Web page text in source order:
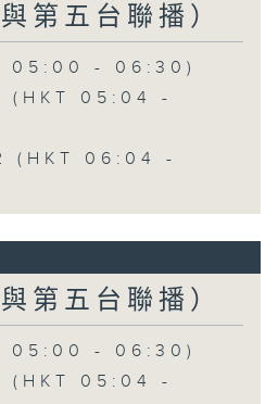
第五台聯播）
05:00 - 06:30)
(HKT 05:04 -
(HKT 06:04 -
第五台聯播）
05:00 - 06:30)
(HKT 05:04 -